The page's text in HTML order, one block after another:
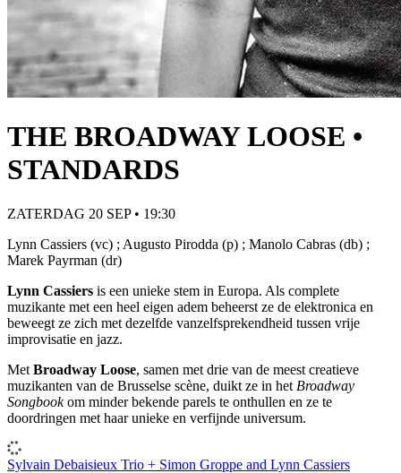
THE BROADWAY LOOSE •
STANDARDS
ZATERDAG 20 SEP • 19:30
Lynn Cassiers (vc) ; Augusto Pirodda (p) ; Manolo Cabras (db) ;
Marek Payrman (dr)
Lynn Cassiers is een unieke stem in Europa. Als complete
muzikante met een heel eigen adem beheerst ze de elektronica en
beweegt ze zich met dezelfde vanzelfsprekendheid tussen vrije
improvisatie en jazz.
Met Broadway Loose, samen met drie van de meest creatieve
muzikanten van de Brusselse scène, duikt ze in het Broadway
Songbookom minder bekende parels te onthullen en ze te
doordringen met haar unieke en verfijnde universum.
Sylvain Debaisieux Trio + Simon Groppe and Lynn Cassiers